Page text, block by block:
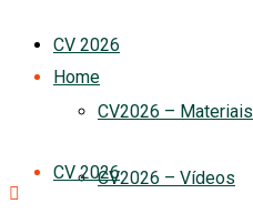
CV 2026
CV2026 – Materiais
CV2026 – Vídeos
Home
CV 2026